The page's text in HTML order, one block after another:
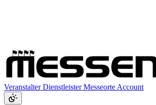
VeranstalterDienstleisterMesseorte Account